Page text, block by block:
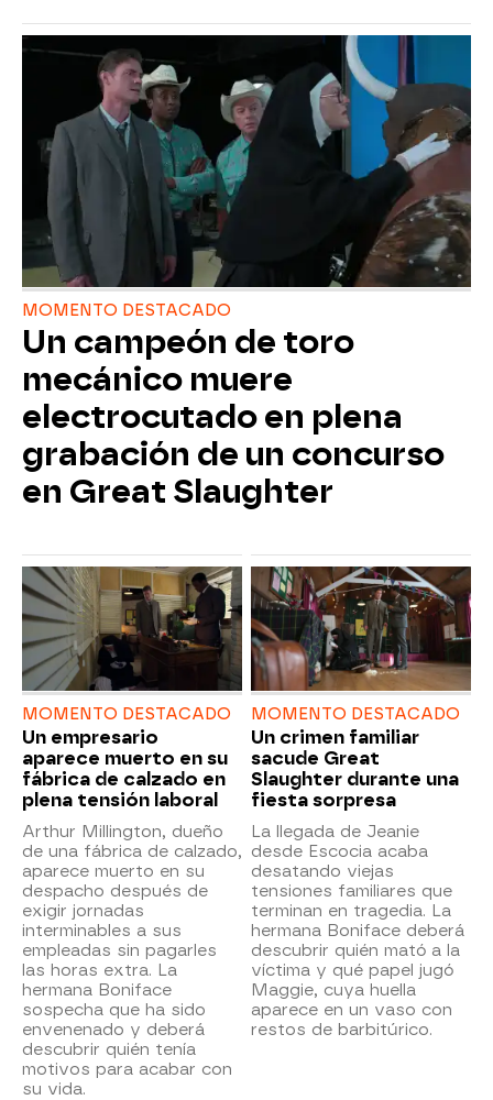
MOMENTO DESTACADO
Un campeón de toro
mecánico muere
electrocutado en plena
grabación de un concurso
en Great Slaughter
MOMENTO DESTACADO
Un empresario
aparece muerto en su
fábrica de calzado en
plena tensión laboral
Arthur Millington, dueño
de una fábrica de calzado,
aparece muerto en su
despacho después de
exigir jornadas
interminables a sus
empleadas sin pagarles
las horas extra. La
hermana Boniface
sospecha que ha sido
envenenado y deberá
descubrir quién tenía
motivos para acabar con
su vida.
MOMENTO DESTACADO
Un crimen familiar
sacude Great
Slaughter durante una
fiesta sorpresa
La llegada de Jeanie
desde Escocia acaba
desatando viejas
tensiones familiares que
terminan en tragedia. La
hermana Boniface deberá
descubrir quién mató a la
víctima y qué papel jugó
Maggie, cuya huella
aparece en un vaso con
restos de barbitúrico.